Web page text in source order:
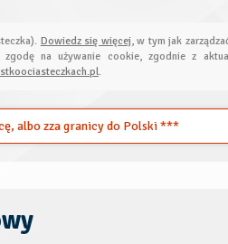
Dowiedz się więcej, w tym jak
na używanie cookie, zgodnie z
.
albo zza granicy do Polski ***